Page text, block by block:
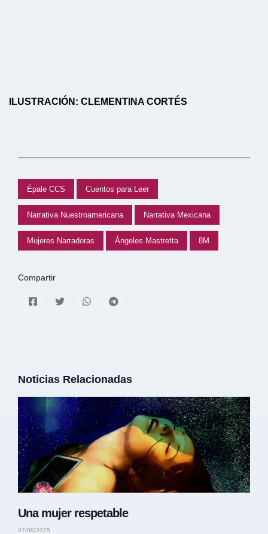
ILUSTRACIÓN: CLEMENTINA CORTÉS
Épale CCS Cuentos para Leer
Narrativa Nuestroamericana Narrativa Mexicana
Mujeres Narradoras Ángeles Mastretta 8M
Compartir
Noticias Relacionadas
Una mujer respetable
07/08/2025